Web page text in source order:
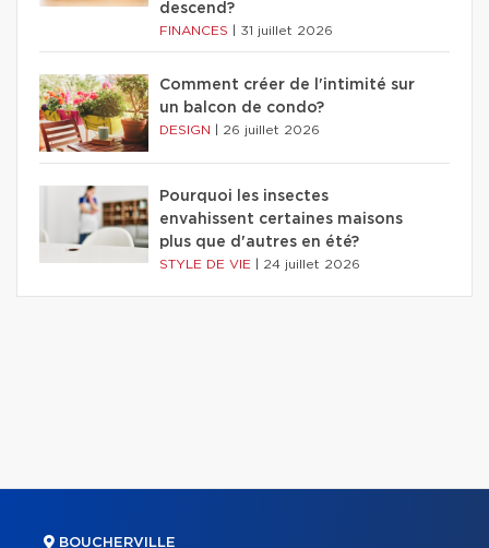
descend?
FINANCES 31 juillet 2026
Comment créer de l'intimité sur
un balcon de condo?
DESIGN 26 juillet 2026
Pourquoi les insectes
envahissent certaines maisons
plus que d'autres en été?
STYLE DE VIE 24 juillet 2026
BOUCHERVILLE